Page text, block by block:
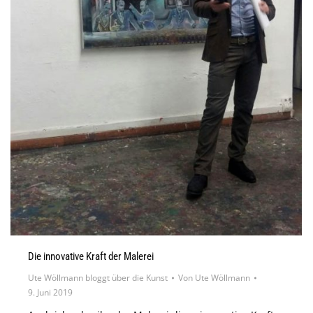
Die innovative Kraft der Malerei
Ute Wöllmann bloggt über die Kunst Von Ute Wöllmann
9. Juni 2019